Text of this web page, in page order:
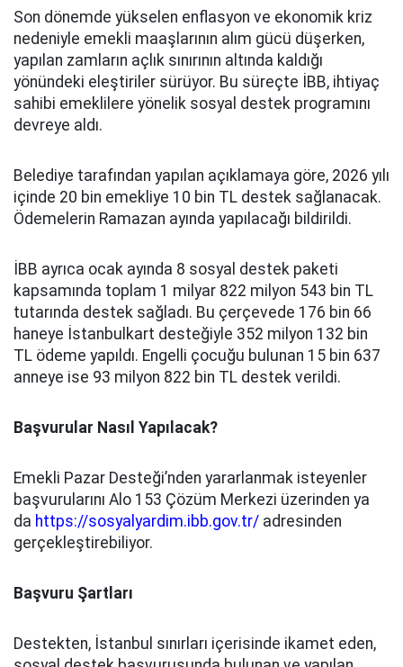
Son dönemde yükselen enflasyon ve ekonomik kriz
nedeniyle emekli maaşlarının alım gücü düşerken,
yapılan zamların açlık sınırının altında kaldığı
yönündeki eleştiriler sürüyor. Bu süreçte İBB, ihtiyaç
sahibi emeklilere yönelik sosyal destek programını
devreye aldı.
Belediye tarafından yapılan açıklamaya göre, 2026 yılı
içinde 20 bin emekliye 10 bin TL destek sağlanacak.
Ödemelerin Ramazan ayında yapılacağı bildirildi.
İBB ayrıca ocak ayında 8 sosyal destek paketi
kapsamında toplam 1 milyar 822 milyon 543 bin TL
tutarında destek sağladı. Bu çerçevede 176 bin 66
haneye İstanbulkart desteğiyle 352 milyon 132 bin
TL ödeme yapıldı. Engelli çocuğu bulunan 15 bin 637
anneye ise 93 milyon 822 bin TL destek verildi.
Başvurular Nasıl Yapılacak?
Emekli Pazar Desteği’nden yararlanmak isteyenler
başvurularını Alo 153 Çözüm Merkezi üzerinden ya
da https://sosyalyardim.ibb.gov.tr/ adresinden
gerçekleştirebiliyor.
Başvuru Şartları
Destekten, İstanbul sınırları içerisinde ikamet eden,